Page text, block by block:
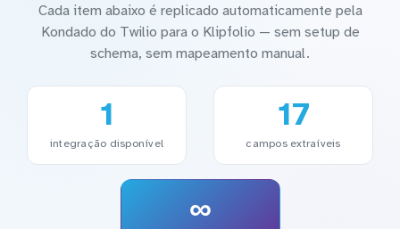
Cada item abaixo é replicado automaticamente pela
Kondado do Twilio para o Klipfolio — sem setup de
schema, sem mapeamento manual.
1
integração disponível
17
campos extraíveis
∞